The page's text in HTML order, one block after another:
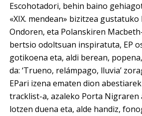
Escohotadori, behin baino
«XIX. mendean» bizitzea gustatuko
Ondoren, eta Polanskiren
bertsio odoltsuan inspiratuta, EP
gotikoena eta, aldi berean,
da: ‘Trueno, relámpago, lluvia’
EPari izena ematen dion
tracklist-a, azaleko Porta Nigraren
lotzen duena eta, alde handiz,